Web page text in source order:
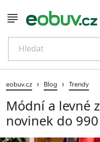
Hledat
eobuv.cz › Blog › Trendy
Módní a levné
novinek do 990